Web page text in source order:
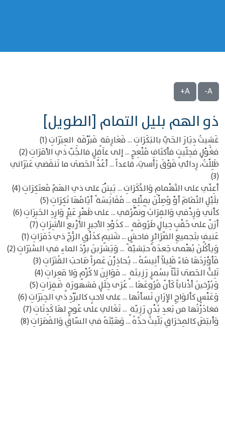
A-
A+
ذو الهم بليل التمام [الطويل]
غَشِيتُ دِيَارَ الحَيّ بالبَكَرَاتِ ... فَعَارِمَة ٍ فَبُرْقَة ِ العِيَرَاتِ (1)
فغُوْلٍ فحِلّيتٍ فأكنَافِ مُنْعِجٍ ... إلى عاَقِلٍ فالجُبّ ذي الأمَرَاتِ (2)
ظَلِلْتُ، رِدائي فَوْقَ رَأسيَ، قاعداً ... أعُدّ الحَصَى ما تَنقَضي عَبَرَاتي
(3)
أعِنّي على التَّهْمامِ وَالذِّكَرَاتِ ... يَبِتْنَ على ذي الهَمِّ مُعتَكِرَاتِ (4)
بلَيْلِ التّمَامَ أوْ وُصِلْنَ بِمِثْلِهِ ... مُقَايَسَة ً أيّامُهَا نَكِرَاتِ (5)
كأني وَرِدْفي وَالقِرَابَ ونُمْرُقي ... على ظَهْرِ عَيْرٍ وَارِدِ الحَبِرَاتِ (6)
أرَنّ على حُقْبٍ حِيالٍ طَرُوقَة ٍ ... كذَوْدِ الأجيرِ الأرْبع الأشِرَاتِ (7)
عَنيفٍ بتَجميعِ الضّرَائرِ فاحشٍ ... شَتيمٍ كذَلْقِ الزُّجّ ذي ذَمَرَاتِ (1)
وَيأكُلنَ بُهْمى جَعدَة ًحبَشيّة ً ... وَيَشرَبنَ برْدَ الماءِ في السَّبَرَاتِ (2)
فَأوْرَدَهَا مَاءً قَلِيلاً أنِيسُهُ ... يُحاذِرْنَ عَمراً صَاحبَ القُتَرَاتِ (3)
تَلِثُّ الحَصَى لَثّاً بسُمرٍ رَزِينَة ٍ ... مَوَازِنَ لا كُزْمٍ وَلا مَعِراتِ (4)
وَيُرْخينَ أذْناباً كَأنّ فُرُوعَهَا ... عُرَى خِلَلٍ مَشهورَة ٍ ضَفِرَاتِ (5)
وَعَنْسٍ كألوَاحِ الإِرَانِ نَسأتُها ... على لاحبٍ كالبُرْدِ ذي الحِبَرَاتِ (6)
فغادَرْتُها من بَعدِ بُدْنِ رَزِيّة ٍ ... تَغَالي على عُوجٍ لهَا كَدِنَاتِ (7)
وَأبيَضَ كالمِخرَاقِ بَلّيتُ حدَّهُ ... وَهَبّتَهُ في السّاقِ وَالقَصَرَاتِ (8)